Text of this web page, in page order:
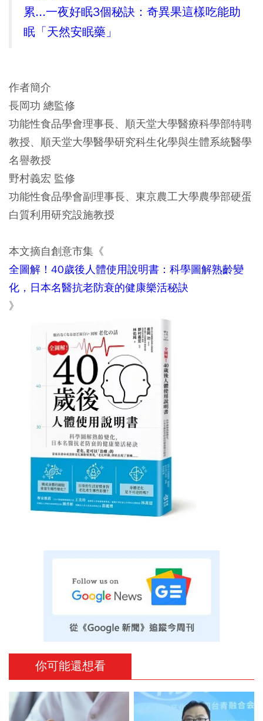
累...一夜好眠3個秘訣：奇異果這樣吃能助
眠「天然安眠藥」
作者簡介
長岡功 總監修
功能性食品學會理事長、順天堂大學醫療科學部特聘
教授、順天堂大學醫學研究科生化學與生體系統醫學
名譽教授
野村義宏 監修
功能性食品學會副理事長、東京農工大學農學部硬蛋
白質利用研究設施教授
本文摘自創意市集《
全圖解！40歲後人體使用說明書：科學圖解熟齡變
化，日本名醫抗老防衰的健康樂活秘訣
》
你可能還想看